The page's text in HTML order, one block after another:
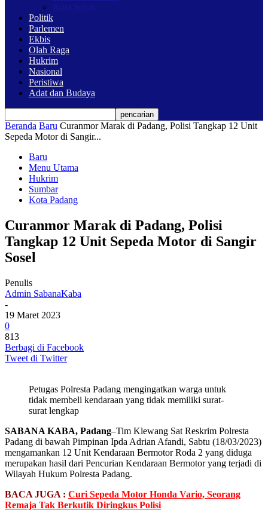
Kota Solok
Politik
Parlemen
Ekbis
Olah Raga
Hukrim
Nasional
Peristiwa
Adat dan Budaya
Beranda Baru Curanmor Marak di Padang, Polisi Tangkap 12 Unit
Sepeda Motor di Sangir...
Baru
Menu Utama
Hukrim
Sumbar
Kota Padang
Curanmor Marak di Padang, Polisi
Tangkap 12 Unit Sepeda Motor di Sangir
Sosel
Penulis
Admin SabanaKaba
-
19 Maret 2023
0
813
Berbagi di Facebook
Tweet di Twitter
Petugas Polresta Padang mengingatkan warga untuk
tidak membeli kendaraan yang tidak memiliki surat-
surat lengkap
SABANA KABA, Padang–Tim Klewang Sat Reskrim Polresta
Padang di bawah Pimpinan Ipda Adrian Afandi, Sabtu (18/03/2023)
mengamankan 12 Unit Kendaraan Bermotor Roda 2 yang diduga
merupakan hasil dari Pencurian Kendaraan Bermotor yang terjadi di
Wilayah Hukum Polresta Padang.
BACA JUGA : Curi Sepeda Motor Honda Vario, Seorang
Remaja Tak Berkutik Diringkus Polisi